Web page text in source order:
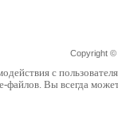
Copyright ©
с
файлов. Вы всегда